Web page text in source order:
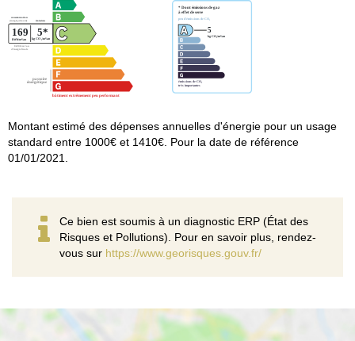
Montant estimé des dépenses annuelles d'énergie pour un usage
standard entre 1000€ et 1410€. Pour la date de référence
01/01/2021.
Ce bien est soumis à un diagnostic ERP (État des
Risques et Pollutions). Pour en savoir plus, rendez-
vous sur https://www.georisques.gouv.fr/